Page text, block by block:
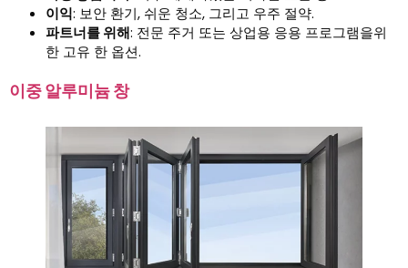
이익: 보안 환기, 쉬운 청소, 그리고 우주 절약.
파트너를 위해: 전문 주거 또는 상업용 응용 프로그램을위
한 고유 한 옵션.
이중 알루미늄 창